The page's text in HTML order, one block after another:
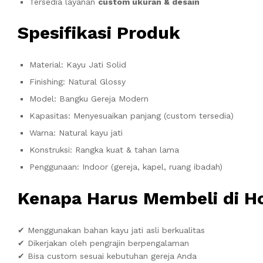
Spesifikasi Produk
Material: Kayu Jati Solid
Finishing: Natural Glossy
Model: Bangku Gereja Modern
Kapasitas: Menyesuaikan panjang (custom tersedia)
Warna: Natural kayu jati
Konstruksi: Rangka kuat & tahan lama
Penggunaan: Indoor (gereja, kapel, ruang ibadah)
Kenapa Harus Membeli di
✔ Menggunakan bahan kayu jati asli berkualitas
✔ Dikerjakan oleh pengrajin berpengalaman
✔ Bisa custom sesuai kebutuhan gereja Anda